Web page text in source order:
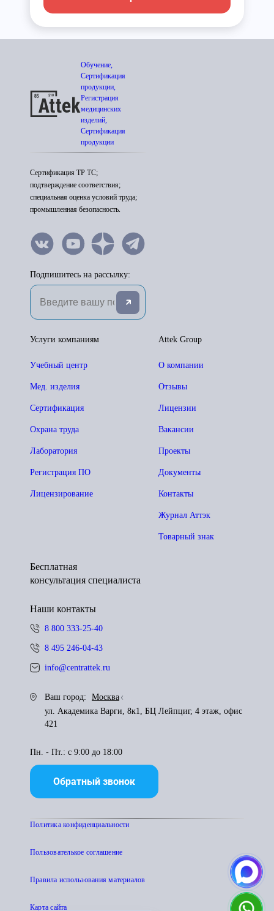
Обучение,
Сертификация
продукции,
Регистрация
медицинских
изделий,
Сертификация
продукции
Сертификация ТР ТС;
подтверждение соответствия;
специальная оценка условий труда;
промышленная безопасность.
Подпишитесь на рассылку:
Attek Group
О компании
Отзывы
Лицензии
Вакансии
Проекты
Документы
Контакты
Журнал Аттэк
Товарный знак
Услуги компаниям
Учебный центр
Мед. изделия
Сертификация
Охрана труда
Лаборатория
Регистрация ПО
Лицензирование
Бесплатная
консультация специалиста
Наши контакты
8 800 333-25-40
8 495 246-04-43
info@centrattek.ru
Ваш город:
Москва
ул. Академика Варги, 8к1, БЦ Лейпциг, 4 этаж, офис
421
Пн. - Пт.: с 9:00 до 18:00
Обратный звонок
Политика конфиденциальности
Пользователькое соглашение
Правила использования материалов
Карта сайта